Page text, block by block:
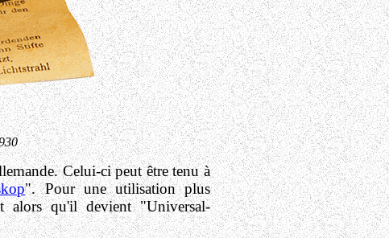
Celui-ci peut être tenu à
". Pour une utilisation plus
qu'il devient "Universal-